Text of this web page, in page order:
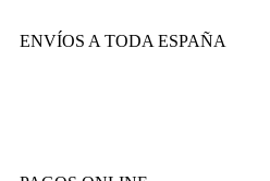
ENVÍOS A TODA ESPAÑA